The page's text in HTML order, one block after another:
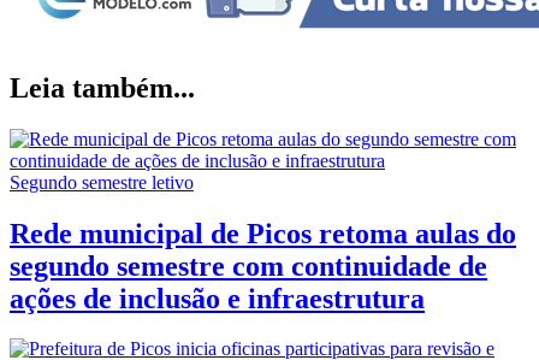
Leia também...
Segundo semestre letivo
Rede municipal de Picos retoma aulas do
segundo semestre com continuidade de
ações de inclusão e infraestrutura